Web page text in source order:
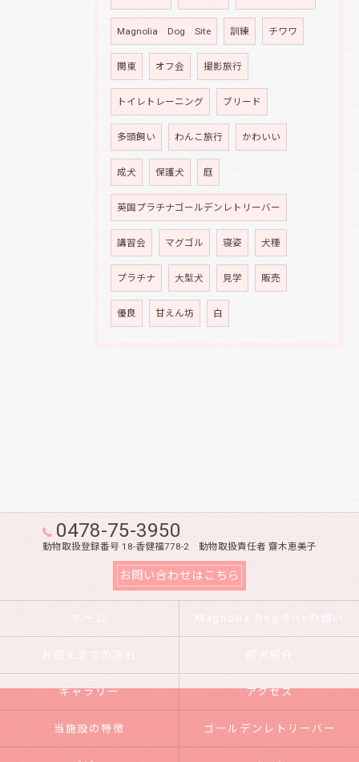
Magnolia Dog Site 訓練 チワワ
関東 オフ会 撮影旅行
トイレトレーニング ブリード
多頭飼い わんこ旅行 かわいい
成犬 保護犬 庭
英国プラチナゴールデンレトリーバー
講習会 マグゴル 寝姿 犬種
プラチナ 大型犬 見学 販売
優良 甘えん坊 白
0478-75-3950
動物取扱登録番号 18-香健福778-2 動物取扱責任者 齋木恵美子
お問い合わせはこちら
ホーム Magnolia Dog Siteの想い
お迎えまでの流れ 成犬紹介
ギャラリー アクセス
当施設の特徴 ゴールデンレトリーバー